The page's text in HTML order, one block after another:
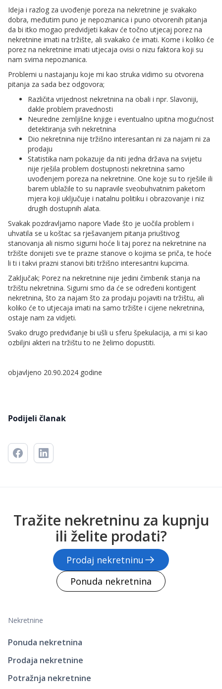
Ideja i razlog za uvođenje poreza na nekretnine je svakako
dobra, međutim puno je nepoznanica i puno otvorenih pitanja
da bi itko mogao predvidjeti kakav će točno utjecaj porez na
nekretnine imati na tržište, ali svakako će imati. Kome i koliko će
porez na nekretnine imati utjecaja ovisi o nizu faktora koji su
nam svima nepoznanica.
Problemi u nastajanju koje mi kao struka vidimo su otvorena
pitanja za sada bez odgovora;
Različita vrijednost nekretnina na obali i npr. Slavoniji,
dakle problem pravednosti
Neuredne zemljišne knjige i eventualno upitna mogućnost
detektiranja svih nekretnina
Dio nekretnina nije tržišno interesantan ni za najam ni za
prodaju
Statistika nam pokazuje da niti jedna država na svijetu
nije rješila problem dostupnosti nekretnina samo
uvođenjem poreza na nekretnine. One koje su to rješile ili
barem ublažile to su napravile sveobuhvatnim paketom
mjera koji uključuje i natalnu politiku i obrazovanje i niz
drugih dostupnih alata.
Svakak pozdravljamo napore Vlade što je uočila problem i
uhvatila se u koštac sa rješavanjem pitanja priuštivog
stanovanja ali nismo sigurni hoće li taj porez na nekretnine na
tržište donijeti sve te prazne stanove o kojima se priča, te hoće
li ti i takvi prazni stanovi biti tržišno interesantni kupcima.
Zaključak; Porez na nekretnine nije jedini čimbenik stanja na
tržištu nekretnina. Sigurni smo da će se određeni kontigent
nekretnina, što za najam što za prodaju pojaviti na tržištu, ali
koliko će to utjecaja imati na samo tržište i cijene nekretnina,
ostaje nam za vidjeti.
Svako drugo predviđanje bi ušli u sferu špekulacija, a mi si kao
ozbiljni akteri na tržištu to ne želimo dopustiti.
objavljeno 20.90.2024 godine
Podijeli članak
Tražite nekretninu za kupnju
ili želite prodati?
Prodaj nekretninu
Ponuda nekretnina
Nekretnine
Ponuda nekretnina
Prodaja nekretnine
Potražnja nekretnine